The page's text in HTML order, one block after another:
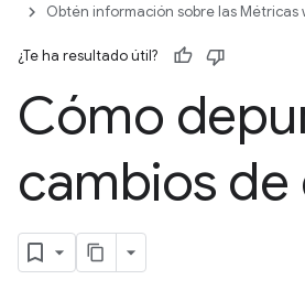
Obtén información sobre las Métricas
¿Te ha resultado útil?
Cómo
cambios de